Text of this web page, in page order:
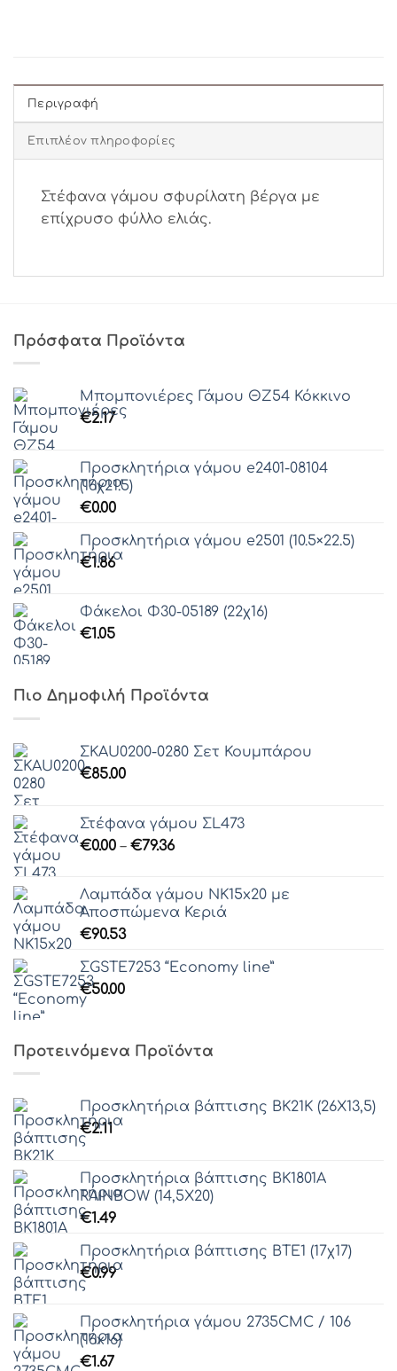
Περιγραφή
Επιπλέον πληροφορίες
Στέφανα γάμου σφυρίλατη βέργα με
επίχρυσο φύλλο ελιάς.
Πρόσφατα Προϊόντα
Μπομπονιέρες Γάμου ΘZ54 Κόκκινο
€2.17
Προσκλητήρια γάμου e2401-08104
(16χ21.5)
€0.00
Προσκλητήρια γάμου e2501 (10.5×22.5)
€1.86
Φάκελοι Φ30-05189 (22χ16)
€1.05
Πιο Δημοφιλή Προϊόντα
ΣΚAU0200-0280 Σετ Κουμπάρου
€85.00
Στέφανα γάμου ΣL473
€0.00 – €79.36Price
through
€79.36
Λαμπάδα γάμου ΝΚ15x20 με
Αποσπώμενα Κεριά
€90.53
ΣGSTE7253 “Economy line”
€50.00
Προτεινόμενα Προϊόντα
Προσκλητήρια βάπτισης ΒΚ21Κ (26Χ13,5)
€2.11
Προσκλητήρια βάπτισης ΒΚ1801Α
RAINBOW (14,5Χ20)
€1.49
Προσκλητήρια βάπτισης ΒΤΕ1 (17χ17)
€0.99
Προσκλητήρια γάμου 2735CMC / 106
(16x16)
€1.67